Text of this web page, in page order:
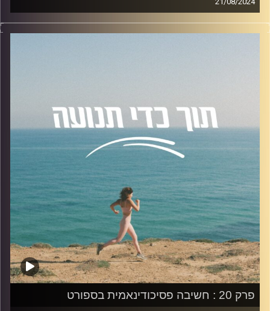
האזנה נעימה!
בפרק היום נדבר על סנכרון יחד עם ד״ר לינוי שוורץ, בעלת
תואר ראשון בביולוגיה ופסיכולוגיה בדגש מדעי המוח, ותואר
נושאים שיעלו בפרק:
הצורך האנושי לאינטראקציה חברתית, התהליכים וההשפעות
של אינטראקציות חברתיות, שיטות וכלים למדידת סנכרון בין
אנשים, השפעת הטכנולוגיה והמרחק החברתי על סנכרון
ומחקרים וממצאים מעניינים בתחום הסנכרון.
להצטרפות לקבוצת הוואטספ שלנו "קהילת הפודקאסט- תוך
כדי תנועה", בה עולים תכנים רלוונטיים מהפרק, שאלות שלכם
ואתגרים למיניהם.
לחצו עלהלינק
האזנה נעימה!
פרק 20 : חשיבה פסיכודינאמית בספורט